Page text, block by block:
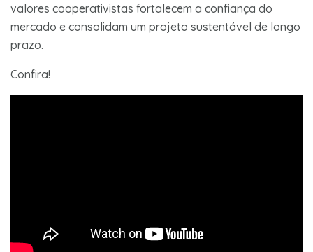
valores cooperativistas fortalecem a confiança do
mercado e consolidam um projeto sustentável de longo
prazo.
Confira!